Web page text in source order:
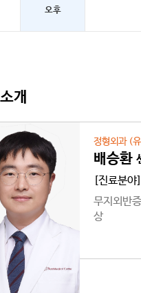
오후
개
정형외과 (
배승환
[진료분야]
무지외반
상